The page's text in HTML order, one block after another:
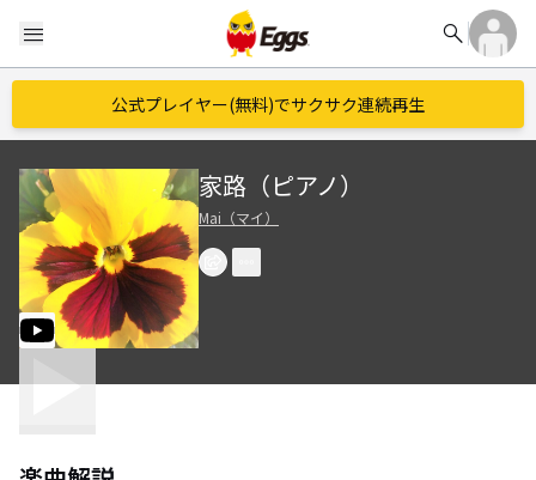
menu search
公式プレイヤー(無料)でサクサク連続再生
家路（ピアノ）
Mai（マイ）